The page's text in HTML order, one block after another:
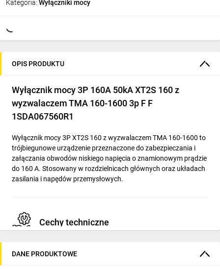
Kategoria: Wyłączniki mocy
OPIS PRODUKTU
Wyłącznik mocy 3P 160A 50kA XT2S 160 z
wyzwalaczem TMA 160-1600 3p F F
1SDA067560R1
Wyłącznik mocy 3P XT2S 160 z wyzwalaczem TMA 160-1600 to
trójbiegunowe urządzenie przeznaczone do zabezpieczania i
załączania obwodów niskiego napięcia o znamionowym prądzie
do 160 A. Stosowany w rozdzielnicach głównych oraz układach
zasilania i napędów przemysłowych.
Cechy techniczne
DANE PRODUKTOWE